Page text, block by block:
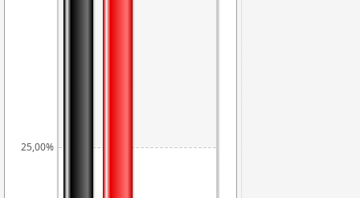
25,00%